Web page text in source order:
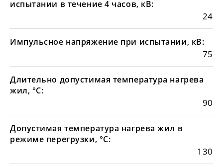
испытании в течение 4 часов, кВ:
24
Импульсное напряжение при испытании, кВ:
75
Длительно допустимая температура нагрева
жил, °С:
90
Допустимая температура нагрева жил в
режиме перегрузки, °С:
130